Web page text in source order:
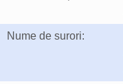
Nume de surori: